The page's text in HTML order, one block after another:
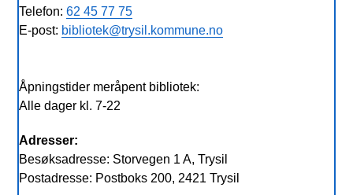
Telefon:62 45 77 75
E-post: bibliotek@trysil.kommune.no
Åpningstider meråpent bibliotek:
Alle dager kl. 7-22
Adresser:
Besøksadresse: Storvegen 1 A, Trysil
Postadresse: Postboks 200, 2421 Trysil